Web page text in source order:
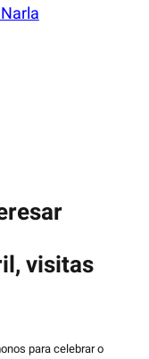
visitas
para celebrar o